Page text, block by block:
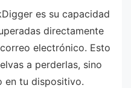
es su capacidad
directamente
electrónico. Esto
a perderlas, sino
en tu dispositivo.